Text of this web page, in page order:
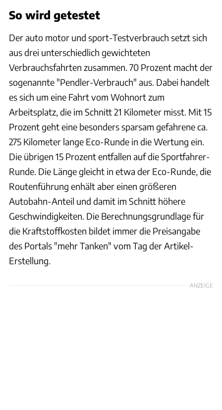
So wird getestet
Der auto motor und sport-Testverbrauch setzt sich
aus drei unterschiedlich gewichteten
Verbrauchsfahrten zusammen. 70 Prozent macht der
sogenannte "Pendler-Verbrauch" aus. Dabei handelt
es sich um eine Fahrt vom Wohnort zum
Arbeitsplatz, die im Schnitt 21 Kilometer misst. Mit 15
Prozent geht eine besonders sparsam gefahrene ca.
275 Kilometer lange Eco-Runde in die Wertung ein.
Die übrigen 15 Prozent entfallen auf die Sportfahrer-
Runde. Die Länge gleicht in etwa der Eco-Runde, die
Routenführung enhält aber einen größeren
Autobahn-Anteil und damit im Schnitt höhere
Geschwindigkeiten. Die Berechnungsgrundlage für
die Kraftstoffkosten bildet immer die Preisangabe
des Portals "mehr Tanken" vom Tag der Artikel-
Erstellung.
ANZEIGE